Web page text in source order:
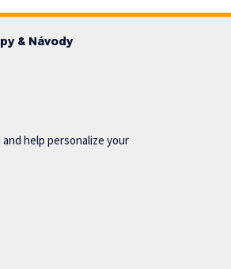
& Návody
help personalize your